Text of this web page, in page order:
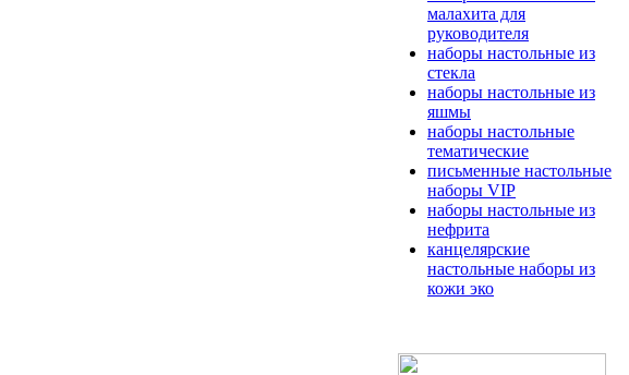
малахита для
руководителя
наборы настольные из
стекла
наборы настольные из
яшмы
наборы настольные
тематические
письменные настольные
наборы VIP
наборы настольные из
нефрита
канцелярские
настольные наборы из
кожи эко